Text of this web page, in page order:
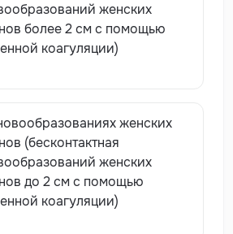
женских
более 2 см с помощью
коагуляции)
женских
(бесконтактная
женских
до 2 см с помощью
коагуляции)